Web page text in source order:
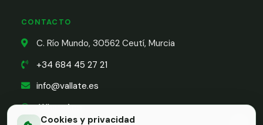
Cookies y privacidad
CONTACTO
C. Río Mundo, 30562 Ceutí, Murcia
+34 684 45 27 21
info@vallate.es
WhatsApp